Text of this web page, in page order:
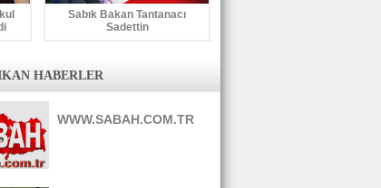
Sabık Bakan Tantanacı
Sadettin
HABERLER
WWW.SABAH.COM.TR